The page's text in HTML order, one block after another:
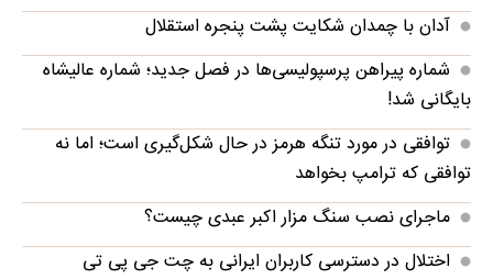
آدان با چمدان شکایت پشت پنجره استقلال
شماره پیراهن پرسپولیسی‌ها در فصل جدید؛ شماره عالیشاه
بایگانی شد!
توافقی در مورد تنگه هرمز در حال شکل‌گیری است؛ اما نه
توافقی که ترامپ بخواهد
ماجرای نصب سنگ مزار اکبر عبدی چیست؟
اختلال در دسترسی کاربران ایرانی به چت جی پی تی